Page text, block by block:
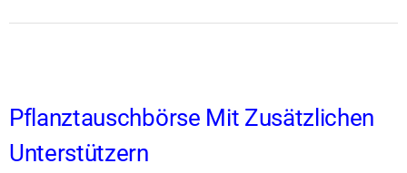
Pflanztauschbörse Mit Zusätzlichen
Unterstützern